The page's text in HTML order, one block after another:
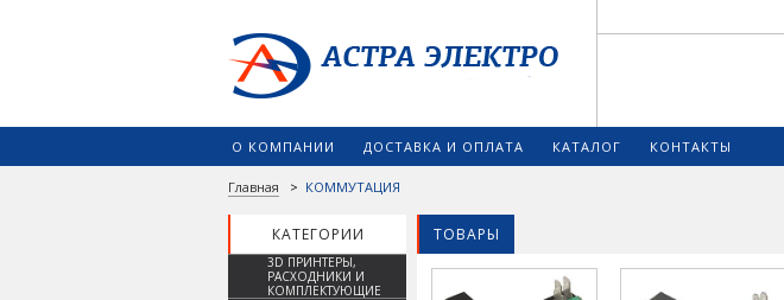
О КОМПАНИИ ДОСТАВКА И ОПЛАТА КАТАЛОГ КОНТАКТЫ
Главная > КОММУТАЦИЯ
КАТЕГОРИИ ТОВАРЫ
3D ПРИНТЕРЫ,
РАСХОДНИКИ И
КОМПЛЕКТУЮЩИЕ